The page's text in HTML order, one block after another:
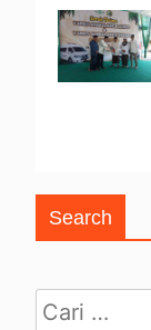
Search